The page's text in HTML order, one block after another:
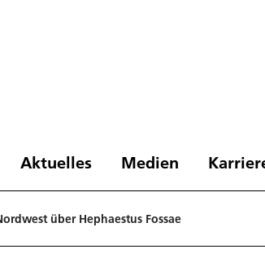
Aktuelles Medien
über Hephaestus Fossae